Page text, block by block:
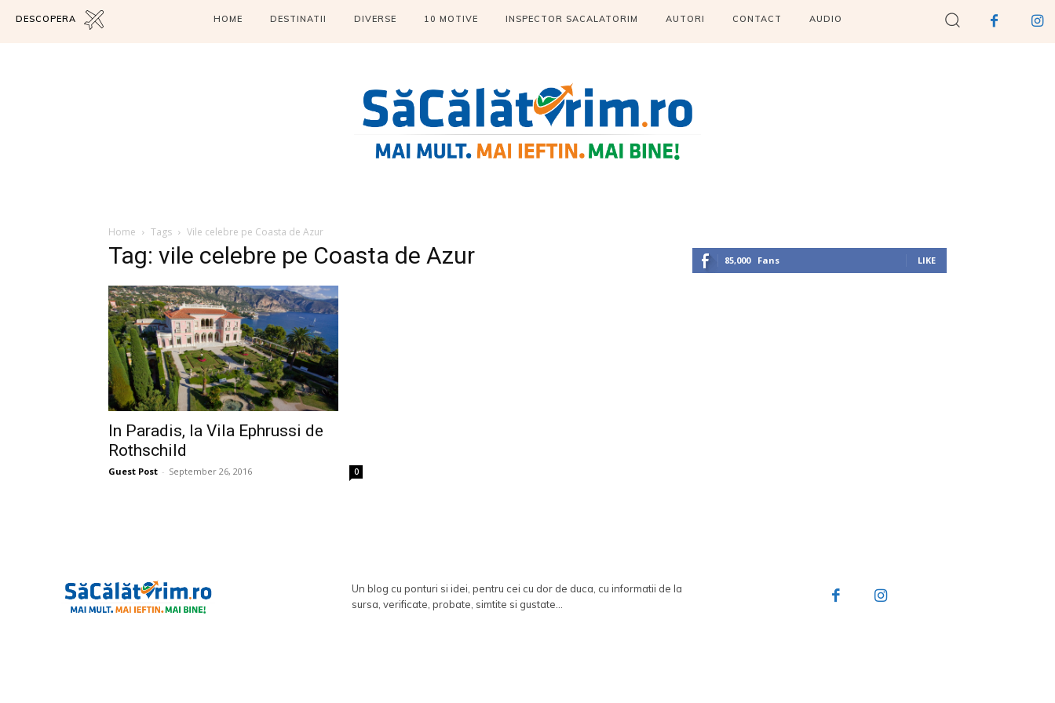
DESCOPERA HOME DESTINATII DIVERSE 10 MOTIVE INSPECTOR SACALATORIM AUTORI CONTACT AUDIO
Home Tags Vile celebre pe Coasta de Azur
Tag: vile celebre pe Coasta de Azur
In Paradis, la Vila Ephrussi de
Rothschild
Guest Post - September 26, 2016 0
85,000 Fans LIKE
Un blog cu ponturi si idei, pentru cei cu dor de duca, cu informatii de la
sursa, verificate, probate, simtite si gustate...